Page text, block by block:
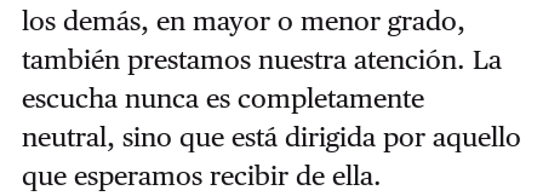
los demás, en mayor o menor grado,
también prestamos nuestra atención. La
escucha nunca es completamente
neutral, sino que está dirigida por aquello
que esperamos recibir de ella.